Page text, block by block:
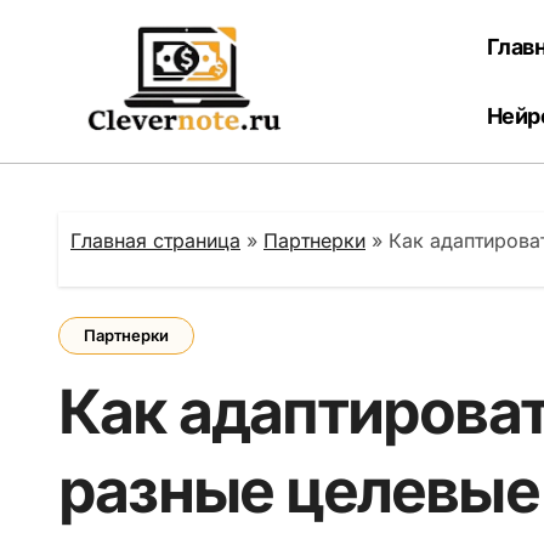
Главная страница » Партнерки » Как
Партнерки
Как
разные